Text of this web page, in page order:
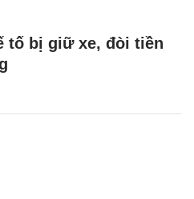
tố bị giữ xe, đòi tiền